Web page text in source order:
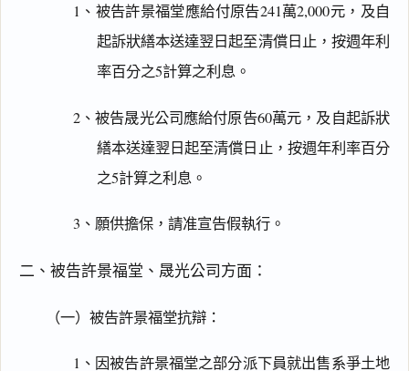
1、被告許景福堂應給付原告241萬2,000元，及自
起訴狀繕本送達翌日起至清償日止，按週年利
率百分之5計算之利息。
2、被告晟光公司應給付原告60萬元，及自起訴狀
繕本送達翌日起至清償日止，按週年利率百分
之5計算之利息。
3、願供擔保，請准宣告假執行。
二、被告許景福堂、晟光公司方面：
（一）被告許景福堂抗辯：
1、因被告許景福堂之部分派下員就出售系爭土地